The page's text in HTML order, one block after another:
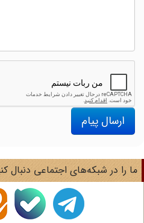
ارسال پیام
را در شبکه‌های اجتماعی دنبال کنید